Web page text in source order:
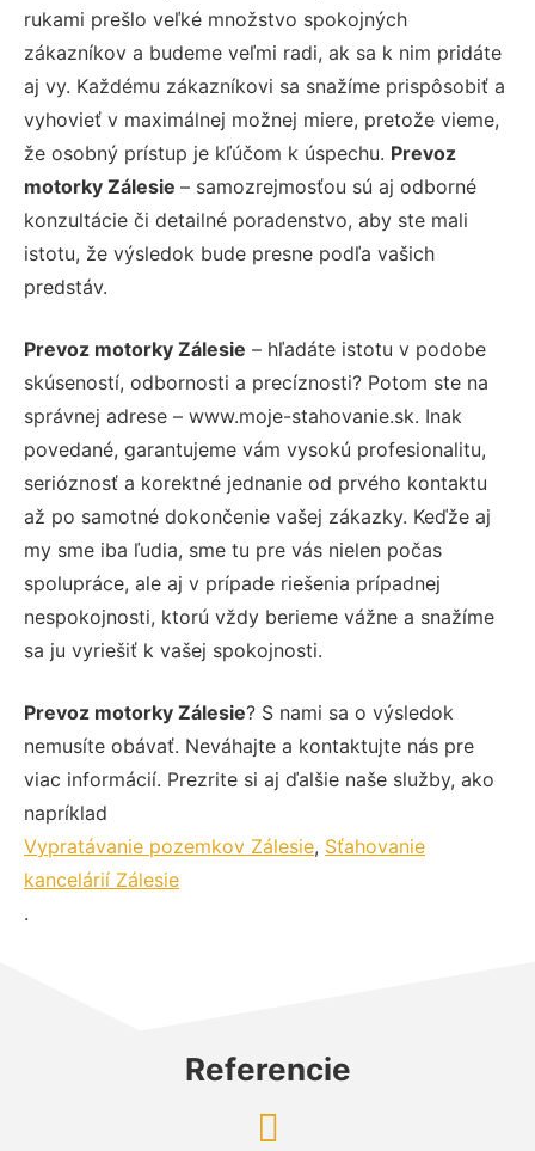
rukami prešlo veľké množstvo spokojných
zákazníkov a budeme veľmi radi, ak sa k nim pridáte
aj vy. Každému zákazníkovi sa snažíme prispôsobiť a
vyhovieť v maximálnej možnej miere, pretože vieme,
že osobný prístup je kľúčom k úspechu. Prevoz
motorky Zálesie – samozrejmosťou sú aj odborné
konzultácie či detailné poradenstvo, aby ste mali
istotu, že výsledok bude presne podľa vašich
predstáv.
Prevoz motorky Zálesie – hľadáte istotu v podobe
skúseností, odbornosti a precíznosti? Potom ste na
správnej adrese – www.moje-stahovanie.sk. Inak
povedané, garantujeme vám vysokú profesionalitu,
serióznosť a korektné jednanie od prvého kontaktu
až po samotné dokončenie vašej zákazky. Keďže aj
my sme iba ľudia, sme tu pre vás nielen počas
spolupráce, ale aj v prípade riešenia prípadnej
nespokojnosti, ktorú vždy berieme vážne a snažíme
sa ju vyriešiť k vašej spokojnosti.
Prevoz motorky Zálesie? S nami sa o výsledok
nemusíte obávať. Neváhajte a kontaktujte nás pre
viac informácií. Prezrite si aj ďalšie naše služby, ako
napríklad
Vypratávanie pozemkov Zálesie, Sťahovanie
kancelárií Zálesie
.
Referencie